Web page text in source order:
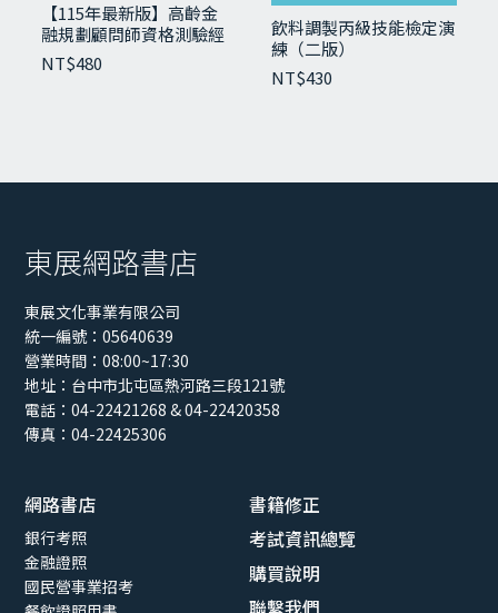
【115年最新版】高齡金
融規劃顧問師資格測驗經
典講義與試題
NT$480
飲料調製丙級技能檢定演
練（二版）
NT$430
東展網路書店
東展文化事業有限公司
統一編號：05640639
營業時間：08:00~17:30
地址： 台中市北屯區熱河路三段121號
電話：04-22421268 & 04-22420358
傳真：04-22425306
網路書店
銀行考照
金融證照
國民營事業招考
書籍修正
考試資訊總覽
購買說明